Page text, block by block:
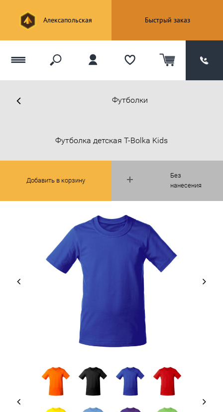
Алексапольская Быстрый заказ
Футболки
Без
нанесения
Футболка детская T-Bolka Kids
Добавить в корзину